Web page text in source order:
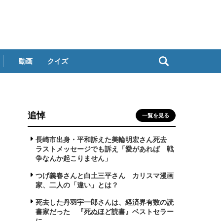
動画 クイズ
追悼 一覧を見る
長崎市出身・平和訴えた美輪明宏さん死去
ラストメッセージでも訴え「愛があれば 戦
争なんか起こりません」
つげ義春さんと白土三平さん カリスマ漫画
家、二人の「違い」とは？
死去した丹羽宇一郎さんは、経済界有数の読
書家だった 『死ぬほど読書』ベストセラー